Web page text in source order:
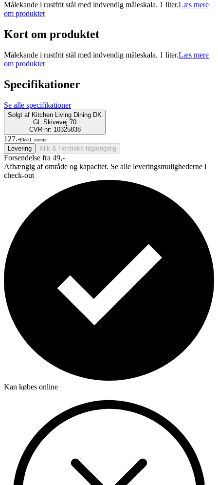
Målekande i rustfrit stål med indvendig måleskala. 1 liter.Læs mere
om produktet
Kort om produktet
Målekande i rustfrit stål med indvendig måleskala. 1 liter.Læs mere
om produktet
Specifikationer
Se alle specifikationer
Solgt af Kitchen Living Dining DK
Gl. Skivevej 70
CVR-nr: 10325838
127.-Ekskl. moms
Levering Klik & Hent Ikke tilgængelig
Forsendelse fra 49,-
Afhængig af område og kapacitet. Se alle leveringsmulighederne i
check-out
Kan købes online